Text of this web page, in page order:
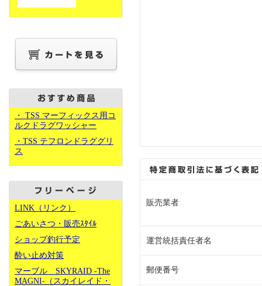
・ TSS マーフィックス用コ
ルクドラグワッシャー
・TSS テフロンドラググリ
ス
LINK（リンク）
ごあいさつ・販売ｽﾀｲﾙ
ショップ釣行予定
酔い止め対策
マーブル SKYRAID -The
MAGNI-（スカイレイド・
販売業者
運営統括責任者名
郵便番号